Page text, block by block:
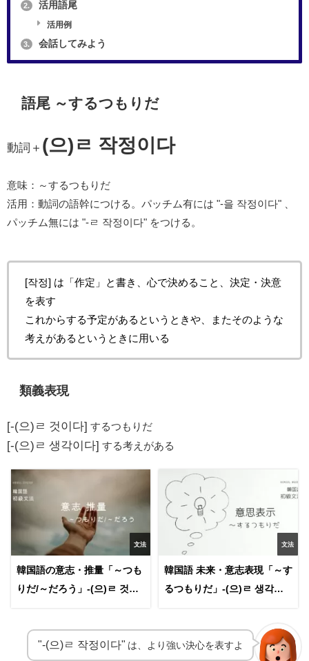
2. 活用語尾
活用例
3. 会話してみよう
語尾 ～するつもりだ
動詞＋ (으)ㄹ 작정이다
意味：～するつもりだ
活用：動詞の語幹につける。パッチム有には "-을 작정이다" 、
パッチム無には "-ㄹ 작정이다" をつける。
[작정] は「作定」と書き、心で決めること、決定・決意
を表す
これからする予定があるというときや、またそのような
考えがあるというときに用いる
類義表現
[-(으)ㄹ 것이다] するつもりだ
[-(으)ㄹ 생각이다] する考えがある
文法
韓国語の意志・推量「～つも
りだ/～だろう」-(으)ㄹ 것이
文法
韓国語 未来・意志表現「～す
るつもりだ」-(으)ㄹ 생각이
"-(으)ㄹ 작정이다" は、より強い決心を表すよ